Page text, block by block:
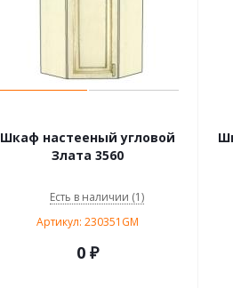
Шкаф настееный угловой
Злата 3560
Есть в наличии (1)
Артикул: 230351GM
0 ₽